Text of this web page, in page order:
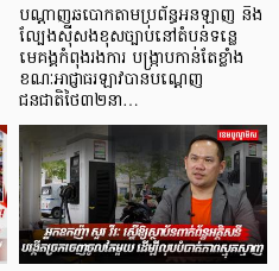
បណ្តាញឆបោកតាមប្រព័ន្ធអនឡាញ និង
ល្បែងស៊ីសងខុសច្បាប់នៅតំបន់ទន្លេ
មេគង្គកំពុងរងការ បង្ក្រាប​កាន់តែខ្លាំង
ខណៈអាជ្ញាធរឡាវបានបណ្តេញ
ជនជាតិថៃ៣២នា…